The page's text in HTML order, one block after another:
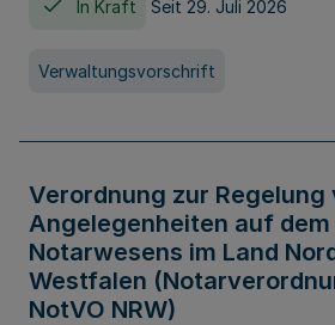
In Kraft Seit 29. Juli 2026
Verwaltungsvorschrift
Verordnung zur Regelung
Angelegenheiten auf dem
Notarwesens im Land
Westfalen
NotVO NRW)